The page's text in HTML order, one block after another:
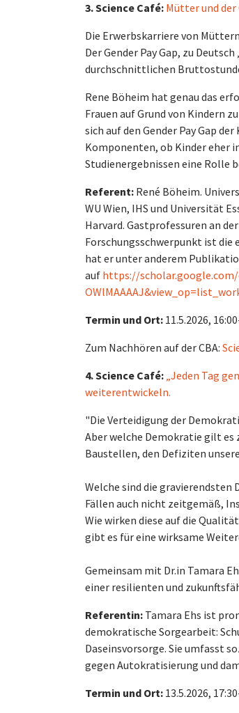
3. Science Café: Mütter und der
Die Erwerbskarriere von
Der Gender Pay Gap, zu
durchschnittlichen
Rene Böheim hat genau das
Frauen auf Grund von Kindern
sich auf den Gender Pay Gap
Komponenten, ob Kinder eher
Studienergebnissen eine Rolle
Referent: René Böheim.
WU Wien, IHS und Universität
Harvard. Gastprofessuren an
Forschungsschwerpunkt ist die
hat er unter anderem
auf https://
Termin und Ort: 11.5.2026,
Zum Nachhören auf der CBA:
4. Science Café: „Jeden Tag
weiterentwickeln.
"Die Verteidigung der
Aber welche Demokratie gilt es
Baustellen, den Defiziten
Welche sind die
Fällen auch nicht zeitgemäß,
Wie wirken diese auf die
gibt es für eine wirksame
Gemeinsam mit Dr.in Tamara
einer resilienten und
Referentin: Tamara Ehs ist
demokratische Sorgearbeit:
Daseinsvorsorge. Sie umfasst
gegen Autokratisierung und
Termin und Ort: 13.5.2026,